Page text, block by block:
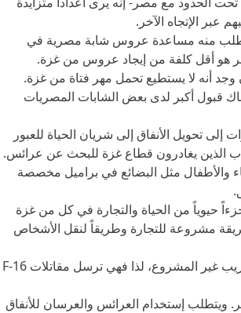
عبر الإتجاه الآخر.
يطلب منه مساعدة عروس شابة مصرية في
هو أقل كلفة من إيجاد عروس من غزة.
أن وجد أنه لا يستطيع تحمل مهر فتاة من غزة.
قبول أكبر لدى بعض الشابات المصريات
تحويل الأنفاق إلى شريان الحياة للعبور
الذين يغادرون قطاع غزة للبحث عن عرائس.
والأطفال مثل البضائع في براميل مخصصة
حيوياً من الحياة والتجارة في كل من غزة
مشروعة للتجارة وطريقاً لنقل الأشخاص
أما الحكومة الإسرائيلية فتقول إن الأنفاق تسهل عمليات التهريب غير المشروع، لذا فهي ترسل مقاتلات F-16
ويتطلب إستخدام العرائس والعرسان للأنفاق